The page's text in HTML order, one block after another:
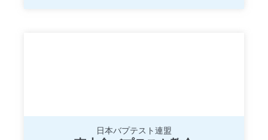
日本バプテスト連盟